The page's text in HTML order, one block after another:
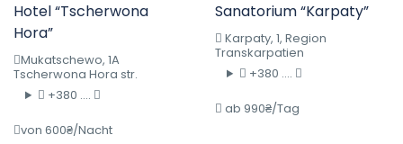
Hotel “Tscherwona
Hora”
Mukatschewo, 1A
Tscherwona Hora str.
+380 ....
von 600₴/Nacht
Sanatorium “Karpaty”
Karpaty, 1, Region
Transkarpatien
+380 ....
ab 990₴/Tag